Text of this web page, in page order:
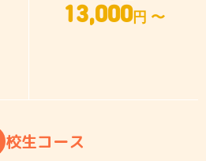
13,000円 〜
校生コース